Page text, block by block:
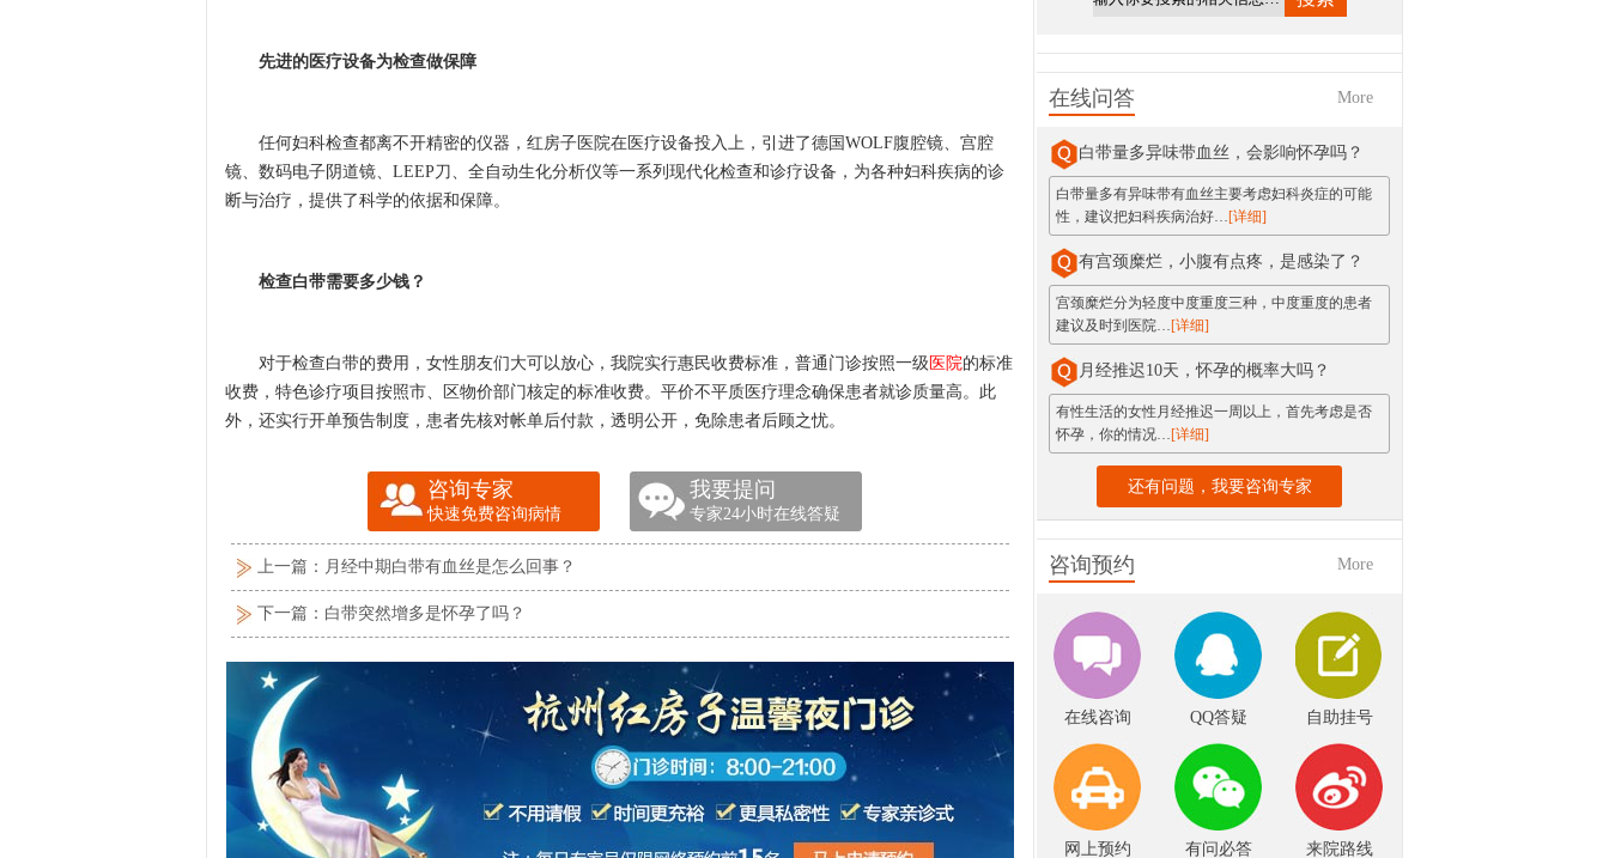
先进的医疗设备为检查做保障
任何妇科检查都离不开精密的仪器，红房子医院在医疗设备投入上，引进了德国WOLF腹腔镜、宫腔
镜、数码电子阴道镜、LEEP刀、全自动生化分析仪等一系列现代化检查和诊疗设备，为各种妇科疾病的诊
断与治疗，提供了科学的依据和保障。
检查白带需要多少钱？
对于检查白带的费用，女性朋友们大可以放心，我院实行惠民收费标准，普通门诊按照一级 医院的标准
收费，特色诊疗项目按照市、区物价部门核定的标准收费。平价不平质医疗理念确保患者就诊质量高。此
外，还实行开单预告制度，患者先核对帐单后付款，透明公开，免除患者后顾之忧。
咨询专家
快速免费咨询病情
我要提问
专家24小时在线答疑
上一篇： 月经中期白带有血丝是怎么回事？
下一篇： 白带突然增多是怀孕了吗？
在线问答 More
白带量多异味带血丝，会影响怀孕吗？
白带量多有异味带有血丝主要考虑妇科炎症的可能
性，建议把妇科疾病治好…[详细]
有宫颈糜烂，小腹有点疼，是感染了？
宫颈糜烂分为轻度中度重度三种，中度重度的患者
建议及时到医院…[详细]
月经推迟10天，怀孕的概率大吗？
有性生活的女性月经推迟一周以上，首先考虑是否
怀孕，你的情况…[详细]
还有问题，我要咨询专家
咨询预约 More
在线咨询 QQ答疑 自助挂号
网上预约 有问必答 来院路线